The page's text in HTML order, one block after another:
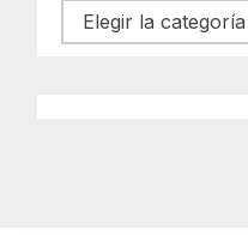
Categorías